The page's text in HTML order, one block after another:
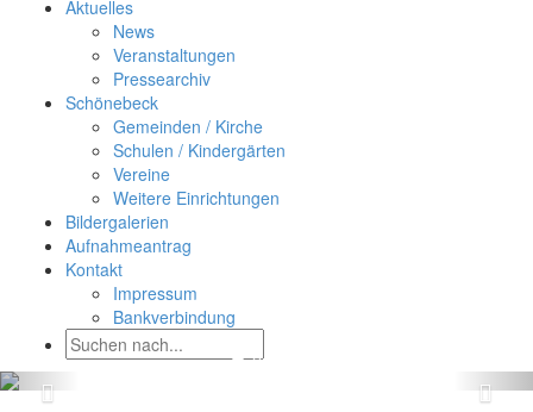
Aktuelles
News
Veranstaltungen
Pressearchiv
Schönebeck
Gemeinden / Kirche
Schulen / Kindergärten
Vereine
Weitere Einrichtungen
Bildergalerien
Aufnahmeantrag
Kontakt
Impressum
Bankverbindung